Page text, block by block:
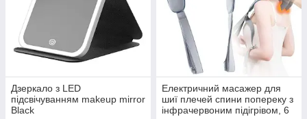
Дзеркало з LED
підсвічуванням makeup mirror
Black
Електричний масажер для
шиї плечей спини попереку з
інфрачервоним підігрівом, 6